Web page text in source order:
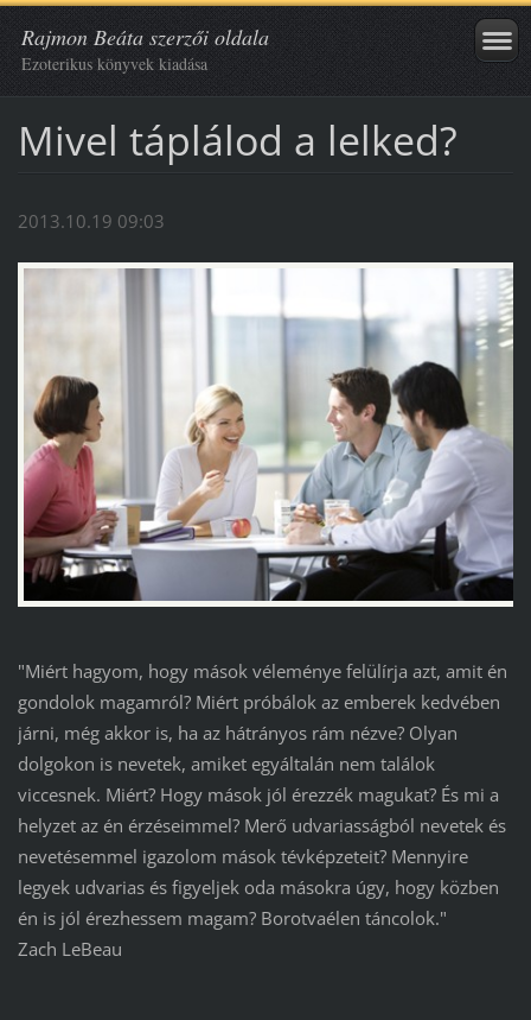
Rajmon Beáta szerzői oldala
Ezoterikus könyvek kiadása
Mivel táplálod a lelked?
2013.10.19 09:03
"Miért hagyom, hogy mások véleménye felülírja azt, amit én
gondolok magamról? Miért próbálok az emberek kedvében
járni, még akkor is, ha az hátrányos rám nézve? Olyan
dolgokon is nevetek, amiket egyáltalán nem találok
viccesnek. Miért? Hogy mások jól érezzék magukat? És mi a
helyzet az én érzéseimmel? Merő udvariasságból nevetek és
nevetésemmel igazolom mások tévképzeteit? Mennyire
legyek udvarias és figyeljek oda másokra úgy, hogy közben
én is jól érezhessem magam? Borotvaélen táncolok."
Zach LeBeau